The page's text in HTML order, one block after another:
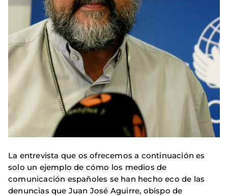
La entrevista que os ofrecemos a continuación es
solo un ejemplo de cómo los medios de
comunicación españoles se han hecho eco de las
denuncias que Juan José Aguirre, obispo de